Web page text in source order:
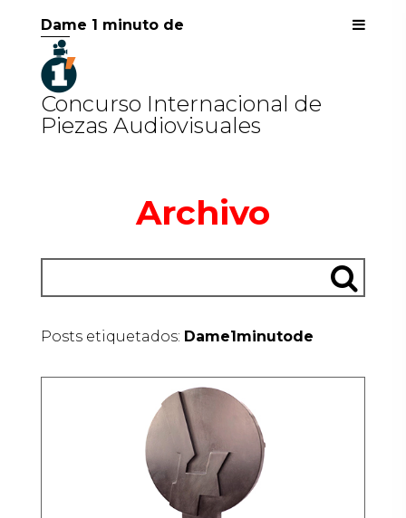
Dame 1 minuto de
Concurso Internacional de
Piezas Audiovisuales
Archivo
Posts etiquetados: Dame1minutode